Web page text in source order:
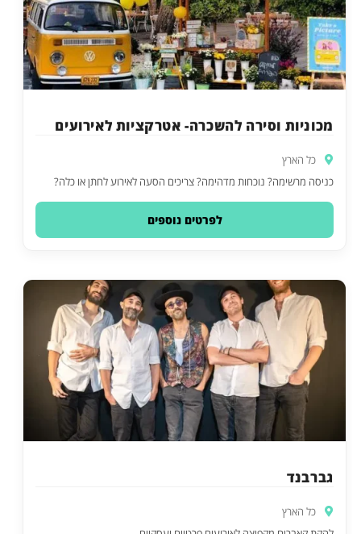
מכוניות וסירה להשכרה- אטרקציות לאירועים
כל הארץ
כניסה מרשימה? נוכחות מדהימה? צריכים הסעה לאירוע לחתן או כלה?
לפרטים נוספים
גברבנד
כל הארץ